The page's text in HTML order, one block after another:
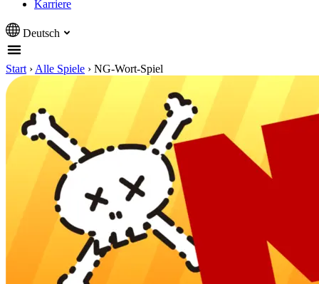
Karriere
Deutsch
Start › Alle Spiele › NG-Wort-Spiel